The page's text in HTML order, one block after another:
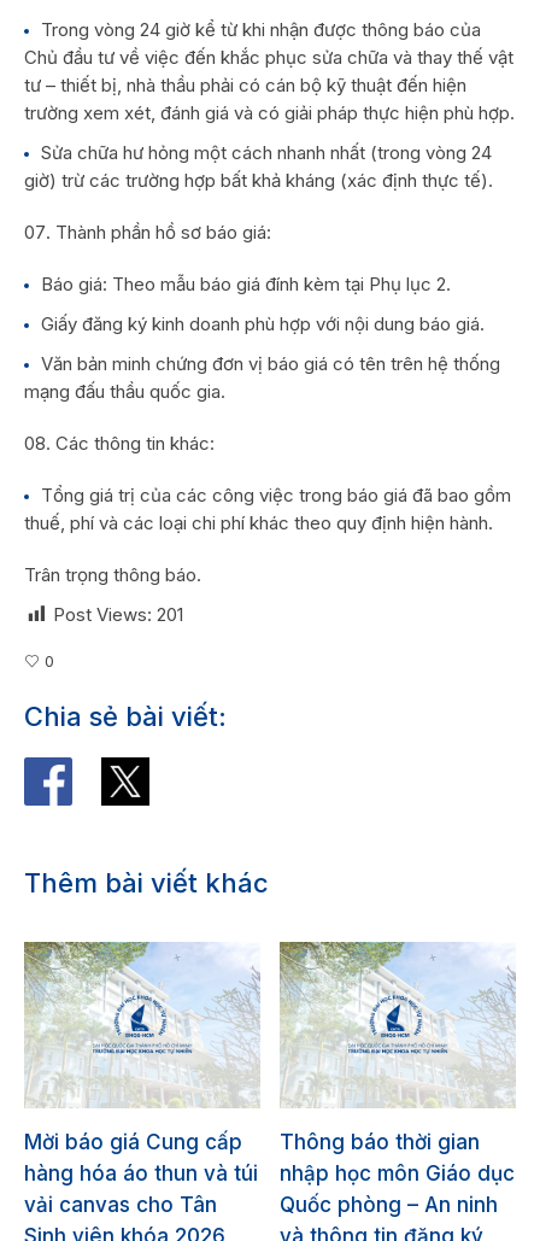
Trong vòng 24 giờ kể từ khi nhận được thông báo của
Chủ đầu tư về việc đến khắc phục sửa chữa và thay thế vật
tư – thiết bị, nhà thầu phải có cán bộ kỹ thuật đến hiện
trường xem xét, đánh giá và có giải pháp thực hiện phù hợp.
Sửa chữa hư hỏng một cách nhanh nhất (trong vòng 24
giờ) trừ các trường hợp bất khả kháng (xác định thực tế).
Thành phần hồ sơ báo giá:
Báo giá: Theo mẫu báo giá đính kèm tại Phụ lục 2.
Giấy đăng ký kinh doanh phù hợp với nội dung báo giá.
Văn bản minh chứng đơn vị báo giá có tên trên hệ thống
mạng đấu thầu quốc gia.
Các thông tin khác:
Tổng giá trị của các công việc trong báo giá đã bao gồm
thuế, phí và các loại chi phí khác theo quy định hiện hành.
Trân trọng thông báo.
Post Views: 201
0
Chia sẻ bài viết:
Thêm bài viết khác
Mời báo giá Cung cấp
hàng hóa áo thun và túi
vải canvas cho Tân
Thông báo thời gian
nhập học môn Giáo dục
Quốc phòng – An ninh